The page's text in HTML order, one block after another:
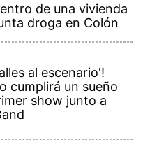
de una vivienda
droga en Colón
al escenario'!
cumplirá un sueño
show junto a